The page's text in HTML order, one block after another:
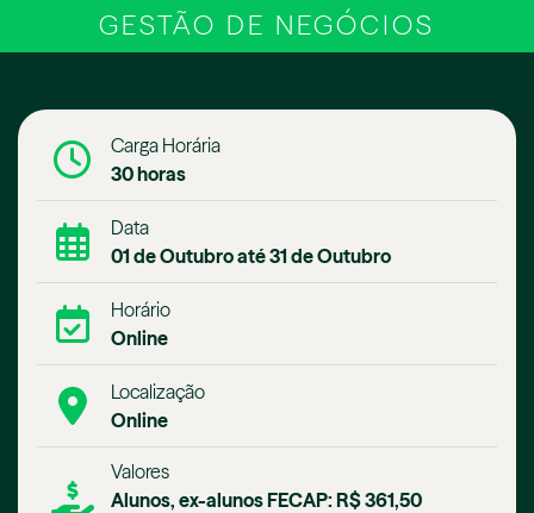
GESTÃO DE NEGÓCIOS
Carga Horária
30 horas
Data
01 de Outubro até 31 de Outubro
Horário
Online
Localização
Online
Valores
Alunos, ex-alunos FECAP: R$ 361,50